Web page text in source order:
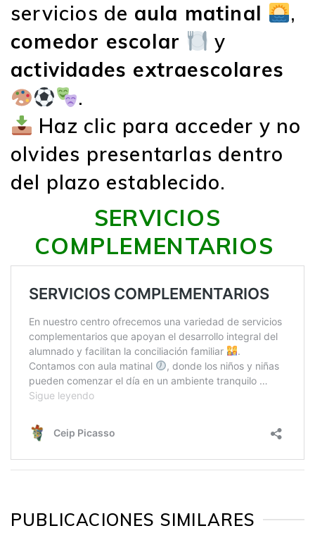
servicios de aula matinal
,
comedor escolar
y
actividades extraescolares
.
Haz clic para acceder y no
olvides presentarlas dentro
del plazo establecido.
SERVICIOS
COMPLEMENTARIOS
PUBLICACIONES SIMILARES